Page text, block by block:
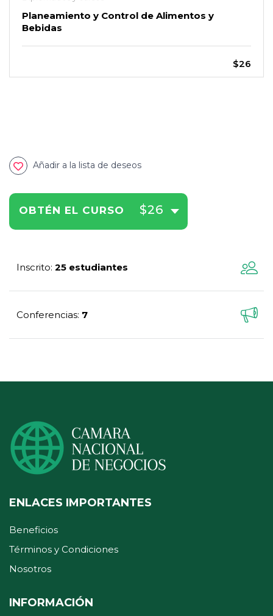
Planeamiento y Control de Alimentos y
Bebidas
$26
Añadir a la lista de deseos
OBTÉN EL CURSO $26
Inscrito: 25 estudiantes
Conferencias: 7
ENLACES IMPORTANTES
Beneficios
Términos y Condiciones
Nosotros
INFORMACIÓN